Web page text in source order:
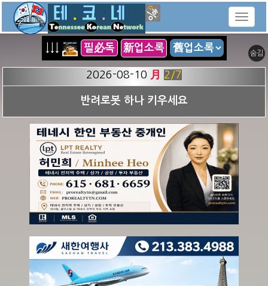
숨김
필必독 新업소록
2026-08-10 月 2 /7
반려로봇 하나 키우세요